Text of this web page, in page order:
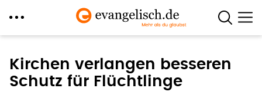
zum
Inhalt
Kirchen verlangen besseren
Schutz für Flüchtlinge